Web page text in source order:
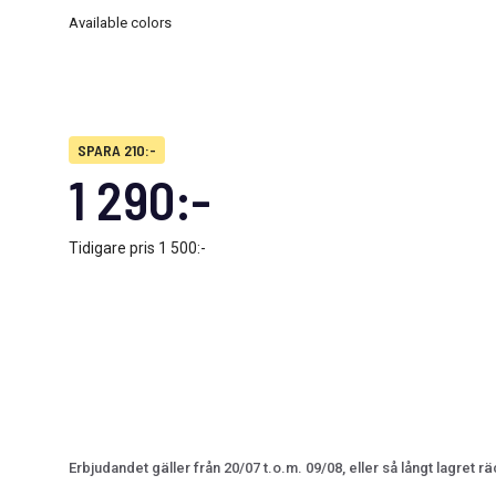
SPARA 210:-
1 290:-
Tidigare pris 1 500:-
Available colors
Erbjudandet gäller från 20/07 t.o.m. 09/08, eller så långt lagret